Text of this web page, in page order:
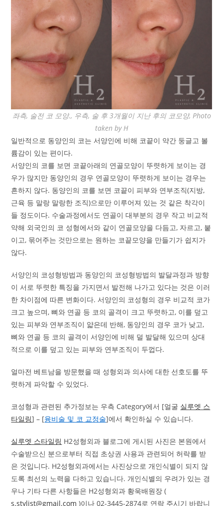
좌측, 술전 코 모양., 우측, 술 후 3개월이 지난 후의 코모양, Photo
taken by H
일반적으로 동양인의 코는 서양인에 비해 코끝이 약간 둥글고 볼
륨감이 있는 편이다.
서양인의 코를 보면 코끝아래의 연골모양이 뚜렷하게 보이는 경
우가 많지만 동양인의 경우 연골모양이 뚜렷하게 보이는 경우는
흔하지 않다. 동양인의 코를 보면 코끝이 피부와 연부조직(지방,
근육 등 말랑 말랑한 조직)으로만 이루어져 있는 것 같은 착각이
들 정도이다. 수술과정에서도 연골이 대부분의 경우 작고 비교적
약해 외국인의 코 성형에서와 같이 연골모양을 다듬고, 자르고, 붙
이고, 묶어주는 것만으로는 원하는 코끝모양을 만들기가 쉽지가
않다.
서양인의 코성형방법과 동양인의 코성형방법의 발달과정과 방향
이 서로 뚜렷한 특징을 가지면서 발전해 나가고 있다는 것은 이러
한 차이점에 따른 변화이다. 서양인의 코성형의 경우 비교적 코가
크고 높으며, 뼈와 연골 등 코의 골격이 크고 뚜렷하고, 이를 덮고
있는 피부와 연부조직이 얇은데 반해, 동양인의 경우 코가 낮고,
뼈와 연골 등 코의 골격이 서양인에 비해 덜 발달해 있으며 상대
적으로 이를 덮고 있는 피부와 연부조직이 두껍다.
얼마전 베트남을 방문했을 때 성형외과 의사에 대한 선호도를 뚜
렷하게 파악할 수 있었다.
코성형과 관련된 추가정보는 우측 Category에서 [얼굴 실루엣 스
타일링] – [융비술 및 코 교정술]에서 확인하실 수 있습니다.
실루엣 스타일링 H2성형외과 블로그에 게시된 사진은 본원에서
수술받으신 분으로부터 직접 초상권 사용과 관련되어 허락를 받
은 것입니다. H2성형외과에서는 사진상으로 개인식별이 되지 않
도록 최선의 노력을 다하고 있습니다. 개인식별의 우려가 있는 경
우나 기타 다른 사항들은 H2성형외과 황욱배원장 (
s.stylist@gmail.com )이나 02-3445-2874로 연락 주시기 바랍니